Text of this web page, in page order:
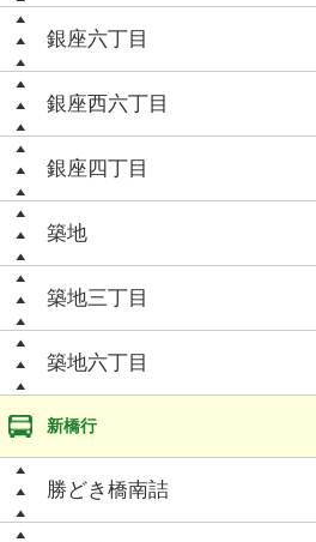
銀座六丁目
銀座西六丁目
銀座四丁目
築地
築地三丁目
築地六丁目
新橋行
勝どき橋南詰